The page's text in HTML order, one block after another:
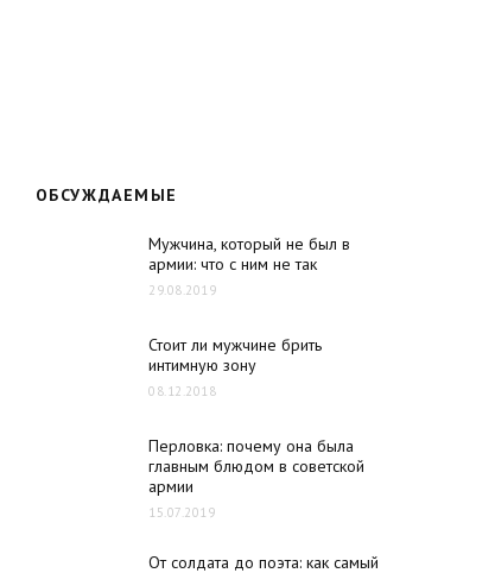
ОБСУЖДАЕМЫЕ
Мужчина, который не был в
армии: что с ним не так
29.08.2019
Стоит ли мужчине брить
интимную зону
08.12.2018
Перловка: почему она была
главным блюдом в советской
армии
15.07.2019
От солдата до поэта: как самый